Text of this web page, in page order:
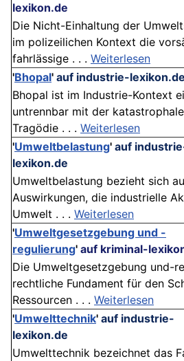
lexikon.de
Die Nicht-Einhaltung der
im polizeilichen Kontext die
fahrlässige . . . Weiterlesen
'Bhopal' auf industrie-lexikon.de
Bhopal ist im Industrie-Kontext
untrennbar mit der
Tragödie . . . Weiterlesen
'Umweltbelastung' auf
lexikon.de
Umweltbelastung bezieht sich
Auswirkungen, die industrielle
Umwelt . . . Weiterlesen
'Umweltgesetzgebung und -
regulierung' auf kriminal-
Die Umweltgesetzgebung und-
rechtliche Fundament für den
Ressourcen . . . Weiterlesen
'Umwelttechnik' auf industrie-
lexikon.de
Umwelttechnik bezeichnet das